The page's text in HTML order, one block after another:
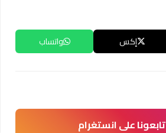
إكس واتساب
تابعونا على انستغرام